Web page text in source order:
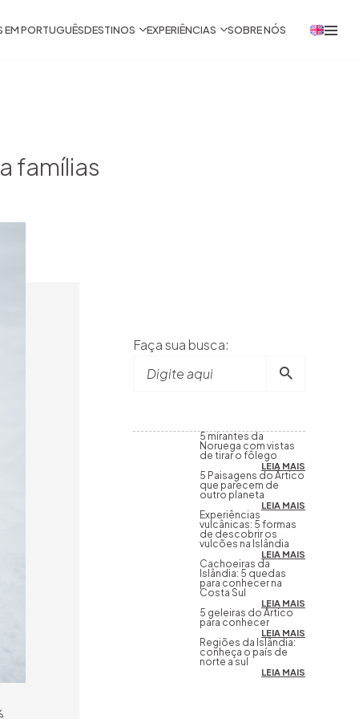
EM PORTUGUÊSDESTINOS EXPERIÊNCIAS SOBRE NÓS
famílias
Faça sua busca:
5 mirantes da
Noruega com vistas
de tirar o fôlego
LEIA MAIS
5 Paisagens do Ártico
que parecem de
outro planeta
LEIA MAIS
Experiências
vulcânicas: 5 formas
de descobrir os
vulcões na Islândia
LEIA MAIS
Cachoeiras da
Islândia: 5 quedas
para conhecer na
Costa Sul
LEIA MAIS
5 geleiras do Ártico
para conhecer
LEIA MAIS
Regiões da Islândia:
conheça o país de
norte a sul
LEIA MAIS